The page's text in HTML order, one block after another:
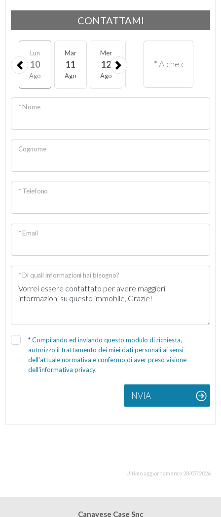
CONTATTAMI
Lun
10
Ago
Mar
11
Ago
Mer
12
Ago
14
* Nome
Cognome
* Telefono
* Email
* Di quali informazioni hai bisogno?
*Compilando ed inviando questo modulo di richiesta,
autorizzo il trattamento dei miei dati personali ai sensi
dell'attuale normativa e confermo di aver preso visione
dell'informativa privacy.
INVIA
Ultimo aggiornamento 28/07/2026
Canavese Case Snc